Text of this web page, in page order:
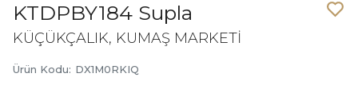
KTDPBY184 Supla
KÜÇÜKÇALIK, KUMAŞ MARKETİ
Ürün Kodu: DX1M0RKIQ